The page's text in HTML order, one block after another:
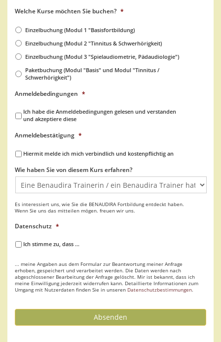
Welche Kurse möchten Sie buchen? *
Einzelbuchung (Modul 1 "Basisfortbildung)
Einzelbuchung (Modul 2 "Tinnitus & Schwerhörigkeit)
Einzelbuchung (Modul 3 "Spielaudiometrie, Pädaudiologie")
Paketbuchung (Modul "Basis" und Modul "Tinnitus /
Schwerhörigkeit")
Anmeldebedingungen *
Ich habe die Anmeldebedingungen gelesen und verstanden
und akzeptiere diese
Anmeldebestätigung *
Hiermit melde ich mich verbindlich und kostenpflichtig an
Wie haben Sie von diesem Kurs erfahren?
Es interessiert uns, wie Sie die BENAUDIRA Fortbildung entdeckt haben.
Wenn Sie uns das mitteilen mögen. freuen wir uns.
Datenschutz *
Ich stimme zu, dass ...
... meine Angaben aus dem Formular zur Beantwortung meiner Anfrage
erhoben, gespeichert und verarbeitet werden. Die Daten werden nach
abgeschlossener Bearbeitung der Anfrage gelöscht. Mir ist bekannt, dass ich
meine Einwilligung jederzeit widerrufen kann. Detaillierte Informationen zum
Umgang mit Nutzerdaten finden Sie in unseren Datenschutzbestimmungen.
Absenden